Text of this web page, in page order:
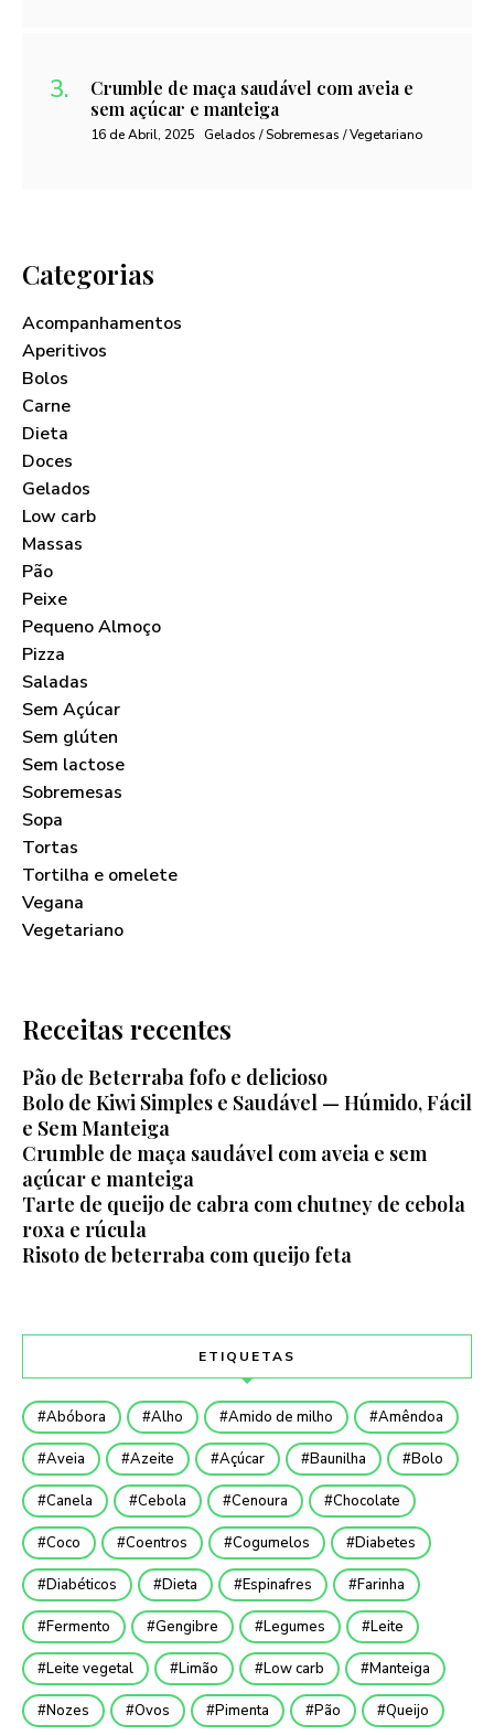
Crumble de maça saudável com aveia e
sem açúcar e manteiga
16 de Abril, 2025 Gelados / Sobremesas / Vegetariano
Categorias
Acompanhamentos
Aperitivos
Bolos
Carne
Dieta
Doces
Gelados
Low carb
Massas
Pão
Peixe
Pequeno Almoço
Pizza
Saladas
Sem Açúcar
Sem glúten
Sem lactose
Sobremesas
Sopa
Tortas
Tortilha e omelete
Vegana
Vegetariano
Receitas recentes
Pão de Beterraba fofo e delicioso
Bolo de Kiwi Simples e Saudável — Húmido, Fácil
e Sem Manteiga
Crumble de maça saudável com aveia e sem
açúcar e manteiga
Tarte de queijo de cabra com chutney de cebola
roxa e rúcula
Risoto de beterraba com queijo feta
ETIQUETAS
Abóbora Alho Amido de milho Amêndoa
Aveia Azeite Açúcar Baunilha Bolo
Canela Cebola Cenoura Chocolate
Coco Coentros Cogumelos Diabetes
Diabéticos Dieta Espinafres Farinha
Fermento Gengibre Legumes Leite
Leite vegetal Limão Low carb Manteiga
Nozes Ovos Pimenta Pão Queijo